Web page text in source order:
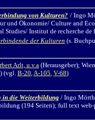
von Kulturen? / Ingo
und Ökonomie/ Culture and
Studies/ Institut de recherche
der Kulturen (s.
Arlt, u.v.a(Herausgeber);
(vgl. B-20,A-105, V-68)
in die Weiterbildung / Ingo
(194 Seiten); full text